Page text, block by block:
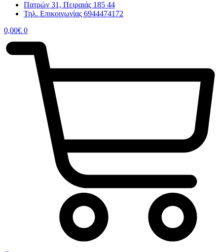
Πατρών 31, Πειραιάς 185 44
Τηλ. Επικοινωνίας 6944474172
0,00€ 0